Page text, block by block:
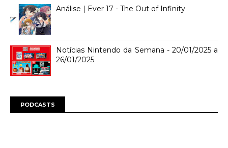
Análise | Ever 17 - The Out of Infinity
Notícias Nintendo da Semana - 20/01/2025 a
26/01/2025
PODCASTS